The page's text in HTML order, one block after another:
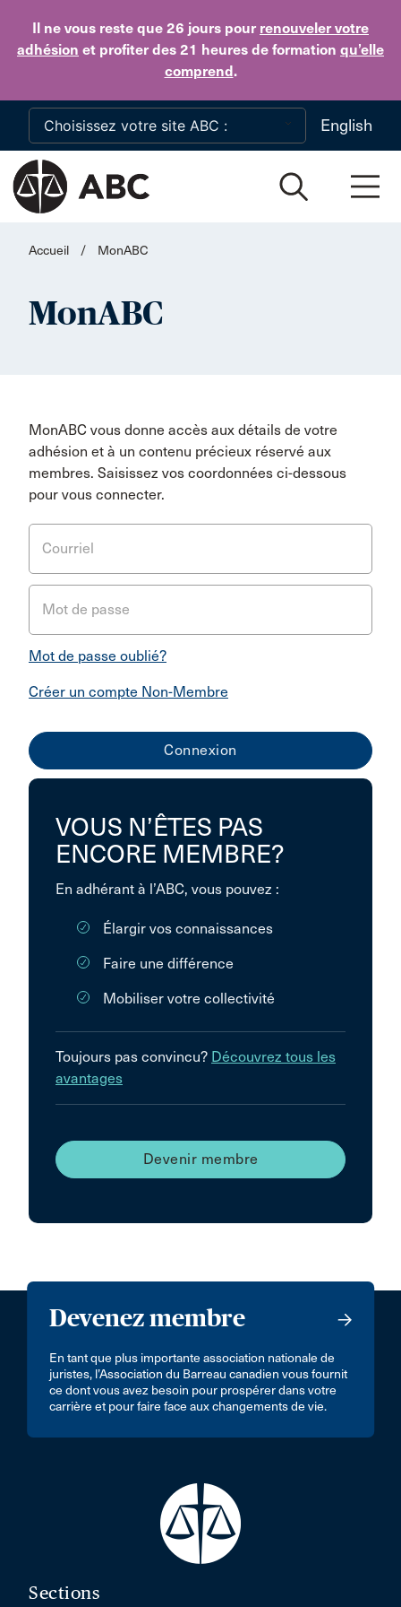
Il ne vous reste que 26 jours pour renouveler votre
adhésion et profiter des 21 heures de formation qu’elle
comprend.
Skip to main content
English
Accueil / MonABC
MonABC
MonABC vous donne accès aux détails de votre
adhésion et à un contenu précieux réservé aux
membres. Saisissez vos coordonnées ci-dessous
pour vous connecter.
Courriel
Mot de passe
Mot de passe oublié?
Créer un compte Non-Membre
VOUS N’ÊTES PAS
ENCORE MEMBRE?
En adhérant à l’ABC, vous pouvez :
Élargir vos connaissances
Faire une différence
Mobiliser votre collectivité
Toujours pas convincu? Découvrez tous les
avantages
Devenir membre
Devenez membre
En tant que plus importante association nationale de
juristes, l’Association du Barreau canadien vous fournit
ce dont vous avez besoin pour prospérer dans votre
carrière et pour faire face aux changements de vie.
Sections